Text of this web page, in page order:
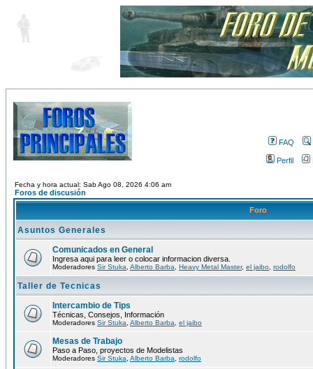
FAQ
Perfil
Fecha y hora actual: Sab Ago 08, 2026 4:06 am
Foros de discusión
Foro
Asuntos Generales
Comunicados en General
Ingresa aqui para leer o colocar informacion diversa.
Moderadores Sir Stuka Alberto Barba Heavy Metal Master, el jaibo rodolfo
Taller de Tecnicas
Intercambio de Tips
Técnicas, Consejos, Información
Moderadores Sir Stuka Alberto Barba el jaibo
Mesas de Trabajo
Paso a Paso, proyectos de Modelistas
Moderadores Sir Stuka Alberto Barba rodolfo